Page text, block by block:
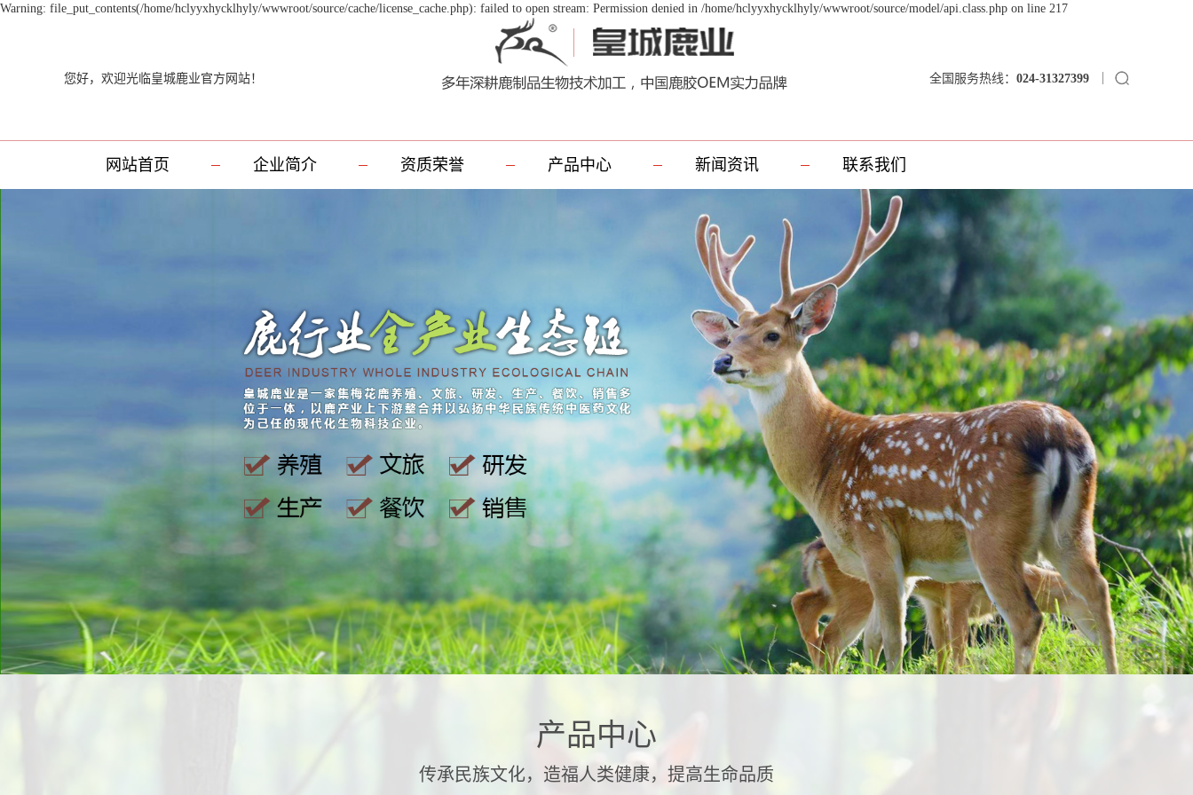
Warning: file_put_contents(/home/hclyyxhycklhyly/wwwroot/source/cache/license_cache.php): failed to open stream: Permission denied in /home/hclyyxhycklhyly/wwwroot/source/model/api.class.php on line 217
您好，欢迎光临皇城鹿业官方网站！ 全国服务热线： 024-31327399
网站首页 企业简介 资质荣誉 产品中心 新闻资讯 联系我们
产品中心
传承民族文化，造福人类健康，提高生命品质